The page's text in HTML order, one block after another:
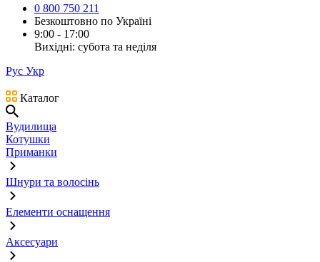
0 800 750 211
Безкоштовно по Україні
9:00 - 17:00
Вихідні: субота та неділя
Рус Укр
Каталог
Вудилища
Котушки
Приманки
Шнури та волосінь
Елементи оснащення
Аксесуари